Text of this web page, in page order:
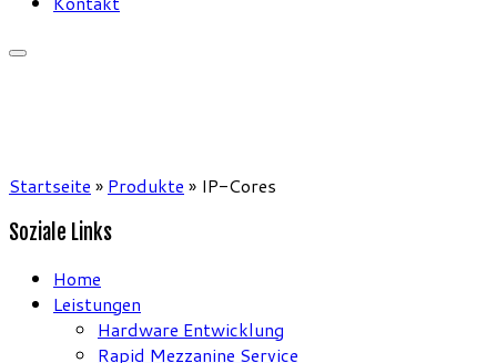
Startseite » Produkte » IP-Cores
Soziale Links
Home
Leistungen
Hardware Entwicklung
Rapid Mezzanine Service